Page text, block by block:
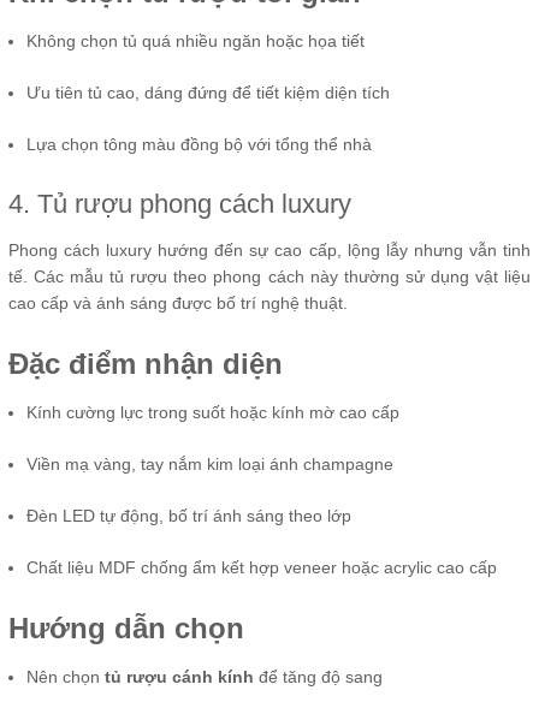
Không chọn tủ quá nhiều ngăn hoặc họa tiết
Ưu tiên tủ cao, dáng đứng để tiết kiệm diện tích
Lựa chọn tông màu đồng bộ với tổng thể nhà
4. Tủ rượu phong cách luxury
Phong cách luxury hướng đến sự cao cấp, lộng lẫy nhưng vẫn tinh
tế. Các mẫu tủ rượu theo phong cách này thường sử dụng vật liệu
cao cấp và ánh sáng được bố trí nghệ thuật.
Đặc điểm nhận diện
Kính cường lực trong suốt hoặc kính mờ cao cấp
Viền mạ vàng, tay nắm kim loại ánh champagne
Đèn LED tự động, bố trí ánh sáng theo lớp
Chất liệu MDF chống ẩm kết hợp veneer hoặc acrylic cao cấp
Hướng dẫn chọn
Nên chọn tủ rượu cánh kính để tăng độ sang